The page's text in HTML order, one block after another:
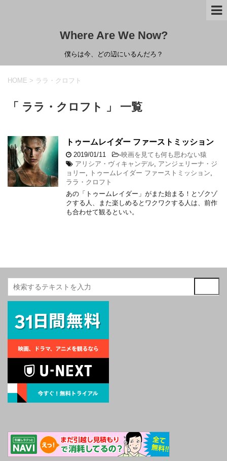
Where Are We Now?
僕らは今、どの辺にいるんだろ？
HOME > ララ・クロフト
「 ララ・クロフト 」 一覧
トゥームレイダー ファーストミッション
2019/01/11 -映画を見ても何も思わない猿
アリシア・ヴィキャンデル アンジェリーナ・ジ
ョリー
トゥームレイダー ファーストミッション
ララ・クロフト
あの「トゥームレイダー」がまた始まる！とゾクゾ
クする人、また楽しめるとワクワクする人は、前作
も合わせて観るといい。